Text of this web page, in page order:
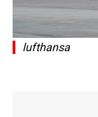
lufthansa